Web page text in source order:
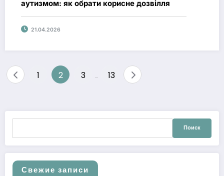
аутизмом: як обрати корисне дозвілля
21.04.2026
Навигация
1 2 3 … 13
Свежие записи